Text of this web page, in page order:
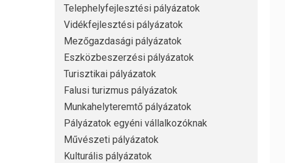
Telephelyfejlesztési pályázatok
Vidékfejlesztési pályázatok
Mezőgazdasági pályázatok
Eszközbeszerzési pályázatok
Turisztikai pályázatok
Falusi turizmus pályázatok
Munkahelyteremtő pályázatok
Pályázatok egyéni vállalkozóknak
Művészeti pályázatok
Kulturális pályázatok